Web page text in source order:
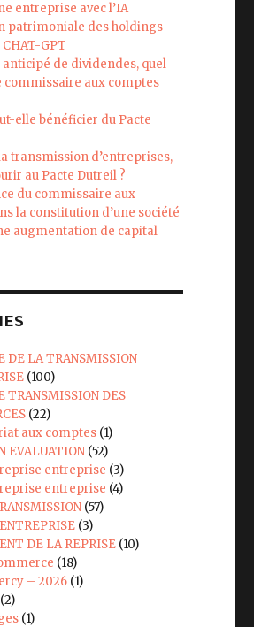
entreprise avec l’IA
patrimoniale des holdings
CHAT-GPT
de dividendes, quel
commissaire aux comptes
elle bénéficier du Pacte
transmission d’entreprises,
au Pacte Dutreil ?
du commissaire aux
la constitution d’une société
augmentation de capital
DE LA TRANSMISSION
(100)
TRANSMISSION DES
(22)
aux comptes (1)
EVALUATION (52)
entreprise (3)
entreprise (4)
(57)
(3)
DE LA REPRISE (10)
(18)
– 2026 (1)
(2)
(1)